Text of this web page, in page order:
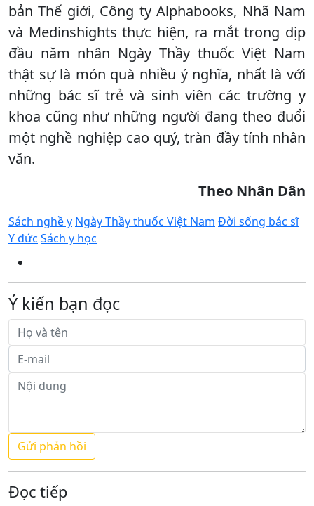
bản Thế giới, Công ty Alphabooks, Nhã Nam
và Medinshights thực hiện, ra mắt trong dịp
đầu năm nhân Ngày Thầy thuốc Việt Nam
thật sự là món quà nhiều ý nghĩa, nhất là với
những bác sĩ trẻ và sinh viên các trường y
khoa cũng như những người đang theo đuổi
một nghề nghiệp cao quý, tràn đầy tính nhân
văn.
Theo Nhân Dân
Sách nghề y Ngày Thầy thuốc Việt Nam Đời sống bác sĩ
Y đức Sách y học
Ý kiến bạn đọc
Đọc tiếp